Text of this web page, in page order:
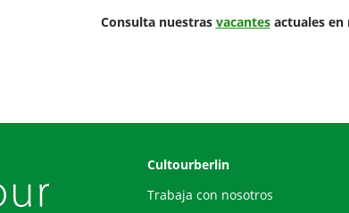
Consulta nuestras vacantes actuales
Cultourberlin
Trabaja con nosotros